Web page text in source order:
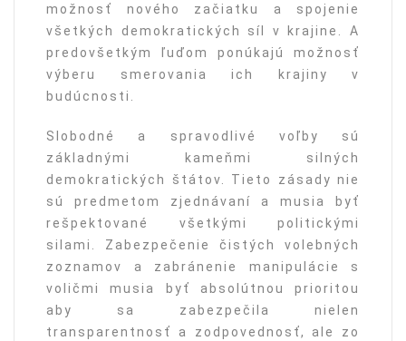
možnosť nového začiatku a spojenie
všetkých demokratických síl v krajine. A
predovšetkým ľuďom ponúkajú možnosť
výberu smerovania ich krajiny v
budúcnosti.
Slobodné a spravodlivé voľby sú
základnými kameňmi silných
demokratických štátov. Tieto zásady nie
sú predmetom zjednávaní a musia byť
rešpektované všetkými politickými
silami. Zabezpečenie čistých volebných
zoznamov a zabránenie manipulácie s
voličmi musia byť absolútnou prioritou
aby sa zabezpečila nielen
transparentnosť a zodpovednosť, ale zo